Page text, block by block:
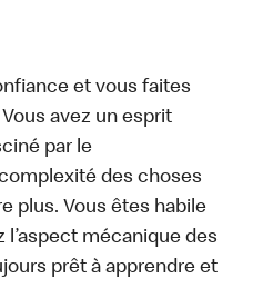
et vous faites
avez un esprit
par le
des choses
plus. Vous êtes habile
l’aspect mécanique des
prêt à apprendre et